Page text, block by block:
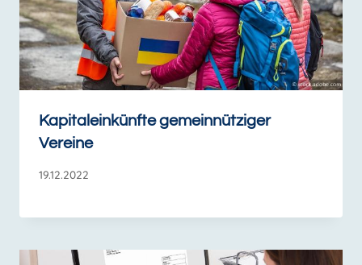
Kapitaleinkünfte gemeinnütziger
Vereine
19.12.2022